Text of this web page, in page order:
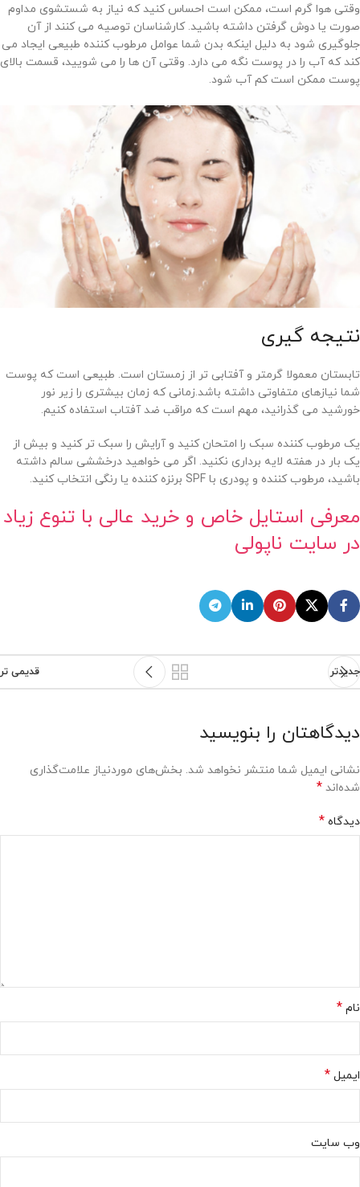
وقتی هوا گرم است، ممکن است احساس کنید که نیاز به شستشوی مداوم
صورت یا دوش گرفتن داشته باشید. کارشناسان توصیه می کنند از آن
جلوگیری شود به دلیل اینکه بدن شما عوامل مرطوب کننده طبیعی ایجاد می
کند که آب را در پوست نگه می دارد. وقتی آن ها را می شویید، قسمت بالای
پوست ممکن است کم آب شود.
نتیجه گیری
تابستان معمولا گرمتر و آفتابی تر از زمستان است. طبیعی است که پوست
شما نیازهای متفاوتی داشته باشد.زمانی که زمان بیشتری را زیر نور
خورشید می گذرانید، مهم است که مراقب ضد آفتاب استفاده کنیم.
یک مرطوب کننده سبک را امتحان کنید و آرایش را سبک تر کنید و بیش از
یک بار در هفته لایه برداری نکنید. اگر می خواهید درخششی سالم داشته
باشید، مرطوب کننده و پودری با SPF برنزه کننده یا رنگی انتخاب کنید.
معرفی استایل خاص و خرید عالی با تنوع زیاد
در سایت ناپولی
جدیدتر قدیمی تر
دیدگاهتان را بنویسید
نشانی ایمیل شما منتشر نخواهد شد. بخش‌های موردنیاز علامت‌گذاری
شده‌اند *
دیدگاه *
نام *
ایمیل *
وب‌ سایت